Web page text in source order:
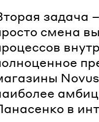
задача
смена
в